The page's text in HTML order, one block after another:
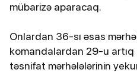
mübarizə aparacaq.
Onlardan 36-sı əsas
komandalardan 29-u artıq
təsnifat mərhələlərinin